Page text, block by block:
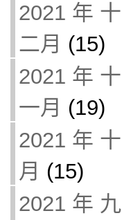
2021 年 十
二月 (15)
2021 年 十
一月 (19)
2021 年 十
月 (15)
2021 年 九